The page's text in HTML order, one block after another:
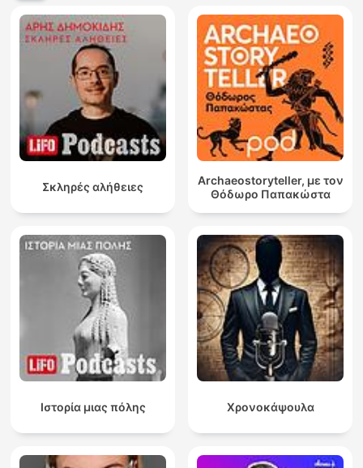
Σκληρές αλήθειες
Archaeostoryteller, με τον
Θόδωρο Παπακώστα
Ιστορία μιας πόλης Χρονοκάψουλα